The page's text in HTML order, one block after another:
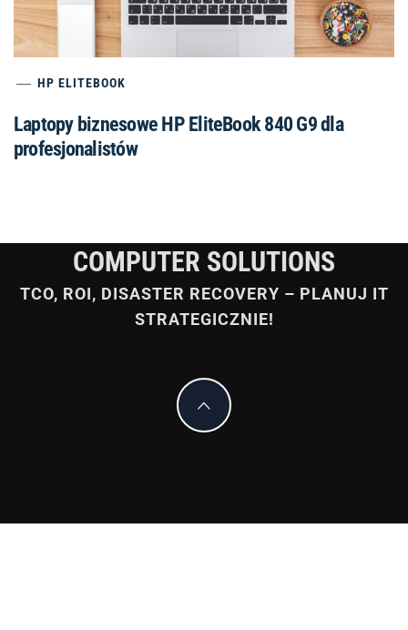
HP ELITEBOOK
Laptopy biznesowe HP EliteBook 840 G9 dla
profesjonalistów
COMPUTER SOLUTIONS
TCO, ROI, DISASTER RECOVERY – PLANUJ IT
STRATEGICZNIE!